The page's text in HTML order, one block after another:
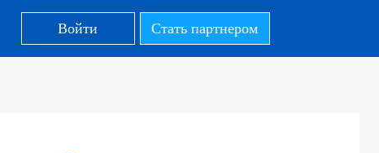
Войти Стать партнером